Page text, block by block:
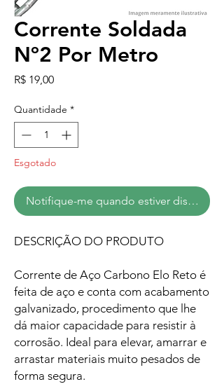
Corrente Soldada
Nº2 Por Metro
R$ 19,00Preço
Quantidade *
Esgotado
Notifique-me quando estiver disponível
DESCRIÇÃO DO PRODUTO
Corrente de Aço Carbono Elo Reto é
feita de aço e conta com acabamento
galvanizado, procedimento que lhe
dá maior capacidade para resistir à
corrosão. Ideal para elevar, amarrar e
arrastar materiais muito pesados de
forma segura.